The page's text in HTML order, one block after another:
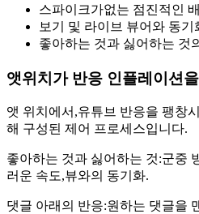
스파이크가없는 점진적인
보기 및 라이브 뷰어와 동기
좋아하는 것과 싫어하는 것
앳위치가 반응 인플레이션
앳 위치에서,유튜브 반응을 팽창
해 구성된 제어 프로세스입니다.
좋아하는 것과 싫어하는 것:군중
러운 속도,뷰와의 동기화.
댓글 아래의 반응:원하는 댓글을